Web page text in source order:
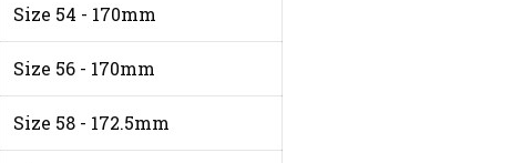
Size 54 - 170mm
Size 56 - 170mm
Size 58 - 172.5mm